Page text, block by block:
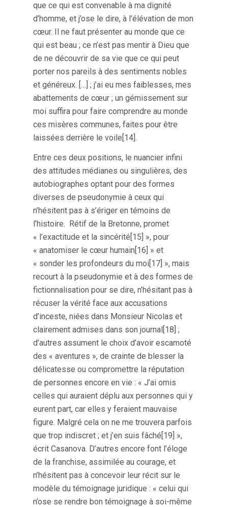
que ce qui est convenable à ma dignité
d’homme, et j’ose le dire, à l’élévation de mon
cœur. Il ne faut présenter au monde que ce
qui est beau ; ce n’est pas mentir à Dieu que
de ne découvrir de sa vie que ce qui peut
porter nos pareils à des sentiments nobles
et généreux. […] ; j’ai eu mes faiblesses, mes
abattements de cœur ; un gémissement sur
moi suffira pour faire comprendre au monde
ces misères communes, faites pour être
laissées derrière le voile[14].
Entre ces deux positions, le nuancier infini
des attitudes médianes ou singulières, des
autobiographes optant pour des formes
diverses de pseudonymie à ceux qui
n’hésitent pas à s’ériger en témoins de
l’histoire. Rétif de la Bretonne, promet
« l’exactitude et la sincérité[15] », pour
« anatomiser le cœur humain[16] » et
« sonder les profondeurs du moi[17] », mais
recourt à la pseudonymie et à des formes de
fictionnalisation pour se dire, n’hésitant pas à
récuser la vérité face aux accusations
d’inceste, niées dans Monsieur Nicolas et
clairement admises dans son journal[18] ;
d’autres assument le choix d’avoir escamoté
des « aventures », de crainte de blesser la
délicatesse ou compromettre la réputation
de personnes encore en vie : « J’ai omis
celles qui auraient déplu aux personnes qui y
eurent part, car elles y feraient mauvaise
figure. Malgré cela on ne me trouvera parfois
que trop indiscret ; et j’en suis fâché[19] »,
écrit Casanova. D’autres encore font l’éloge
de la franchise, assimilée au courage, et
n’hésitent pas à concevoir leur récit sur le
modèle du témoignage juridique : « celui qui
n’ose se rendre bon témoignage à soi-même